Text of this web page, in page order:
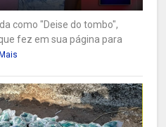
como "Deise do tombo",
fez em sua página para